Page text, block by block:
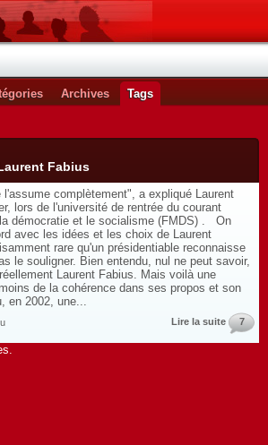
Archives Tags
Fabius
complètement", a expliqué Laurent
lors de l'université de rentrée du courant
démocratie et le socialisme (FMDS) . On
avec les idées et les choix de Laurent
rare qu'un présidentiable reconnaisse
le souligner. Bien entendu, nul ne peut savoir,
Laurent Fabius. Mais voilà une
de la cohérence dans ses propos et son
en 2002, une...
Lire la suite 7